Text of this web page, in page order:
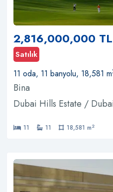
2,816,000,000 TL
Satılık
11 oda, 11 banyolu, 18,581 m
Bina
Dubai Hills Estate / Dubai
11 11 18,581 m2